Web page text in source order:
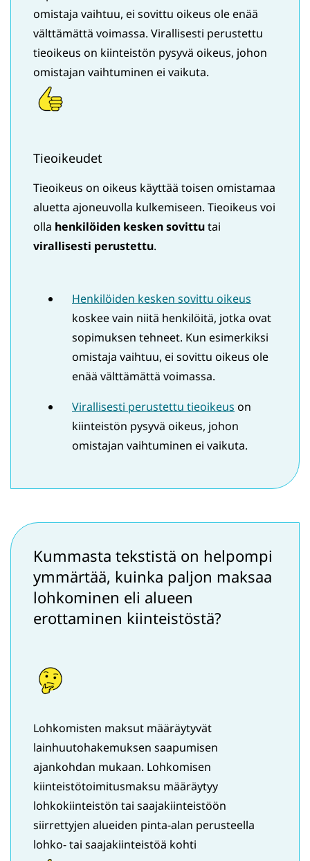
omistaja vaihtuu, ei sovittu oikeus ole enää
välttämättä voimassa. Virallisesti perustettu
tieoikeus on kiinteistön pysyvä oikeus, johon
omistajan vaihtuminen ei vaikuta.
Tieoikeudet
Tieoikeus on oikeus käyttää toisen omistamaa
aluetta ajoneuvolla kulkemiseen. Tieoikeus voi
olla henkilöiden kesken sovittutai
virallisesti perustettu.
Henkilöiden kesken sovittu oikeus
koskee vain niitä henkilöitä, jotka ovat
sopimuksen tehneet. Kun esimerkiksi
omistaja vaihtuu, ei sovittu oikeus ole
enää välttämättä voimassa.
Virallisesti perustettu tieoikeus on
kiinteistön pysyvä oikeus, johon
omistajan vaihtuminen ei vaikuta.
Kummasta tekstistä on helpompi
ymmärtää, kuinka paljon maksaa
lohkominen eli alueen
erottaminen kiinteistöstä?
Lohkomisten maksut määräytyvät
lainhuutohakemuksen saapumisen
ajankohdan mukaan. Lohkomisen
kiinteistötoimitusmaksu määräytyy
lohkokiinteistön tai saajakiinteistöön
siirrettyjen alueiden pinta-alan perusteella
lohko- tai saajakiinteistöä kohti